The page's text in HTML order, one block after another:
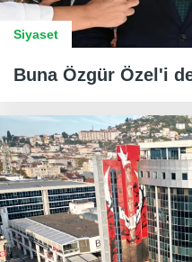
Siyaset
Buna Özgür Özel'i